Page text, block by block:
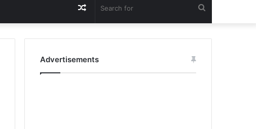
for
Random
Article
Advertisements